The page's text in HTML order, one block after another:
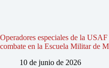
Operadores especiales de la
combate en la Escuela Militar de
10 de junio de 2026